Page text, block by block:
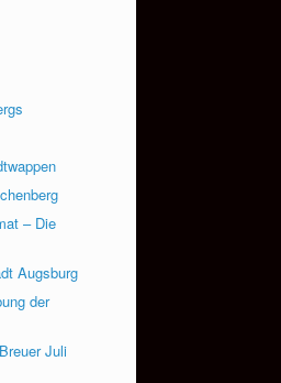
– Die
Augsburg
der
Juli